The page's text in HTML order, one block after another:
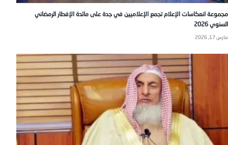
مجموعة انعكاسات الإعلام تجمع الإعلاميين في جدة على مائدة الإفطار الرمضاني
السنوي 2026
مارس 17, 2026